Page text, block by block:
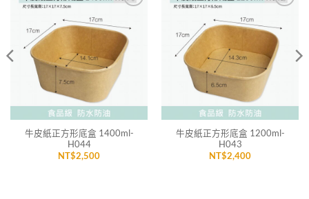
單」
牛皮紙正方形底盒 1400ml-
H044
NT$2,500
單」
牛皮紙正方形底盒 1200ml-
H043
NT$2,400